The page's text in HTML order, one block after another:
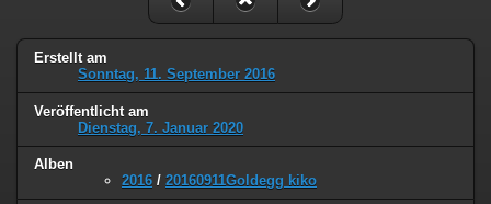
Erstellt am
Sonntag, 11. September 2016
Veröffentlicht am
Dienstag, 7. Januar 2020
Alben
2016 / 20160911Goldegg kiko